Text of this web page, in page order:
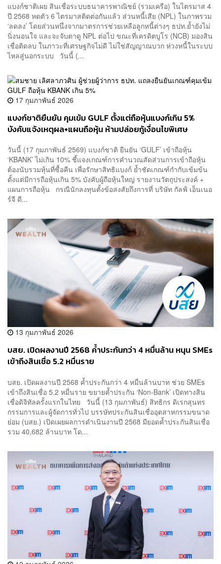
แบงก์ชาติเผย สินเชื่อระบบธนาคารพาณิชย์ (รวมเครือ) ในไตรมาส 4
ปี 2568 หดตัว 6 ไตรมาสติดต่อกันแล้ว ส่วนหนี้เสีย (NPL) ในภาพรวม
‘ลดลง’ โดยส่วนหนึ่งจากมาตรการช่วยเหลือลูกหนี้ต่างๆ ธปท.ย้ำยังไม่
นิ่งนอนใจ และจะจับตาดู NPL ต่อไป ขณะที่เครดิตบูโร (NCB) มองสิน
เชื่อติดลบ ในภาวะที่เศรษฐกิจไม่ดี ไม่ใช่สัญญาณบวก ห่วงหนี้ในระบบ
ไหลสู่นอกระบบ วันนี้ (...
17 กุมภาพันธ์ 2026
แบงก์ชาติยืนยัน คุมเข้ม GULF ตั้งแต่ถือหุ้นแบงก์เกิน 5%
บังคับแจ้งเหตุผล+แผนถือหุ้น ห้ามปล่อยกู้เงื่อนไขพิเศษ
วันนี้ (17 กุมภาพันธ์ 2569) แบงก์ชาติ ยืนยัน ‘GULF’ เข้าถือหุ้น
‘KBANK’ ไม่เกิน 10% ชี้แจงเกณฑ์การคำนวณสัดส่วนการเข้าถือหุ้น
ต้องนับรวมหุ้นที่ซื้อคืน เพื่อรักษาสิทธิแบงก์ ย้ำชัดเกณฑ์กำกับเข้มข้น
ตั้งแต่มีการถือหุ้นเกิน 5% บังคับผู้ถือหุ้นใหญ่ รายงานวัตถุประสงค์ +
แผนการถือหุ้น กรณีนักลงทุนตั้งข้อสงสัยถึงการที่ บริษัท กัลฟ์ เอ็นเนอ
ร์จี ดี...
13 กุมภาพันธ์ 2026
บสย. เปิดผลงานปี 2568 ค้ำประกันกว่า 4 หมื่นล้าน หนุน SMEs
เข้าถึงสินเชื่อ 5.2 หมื่นราย
บสย. เปิดผลงานปี 2568 ค้ำประกันกว่า 4 หมื่นล้านบาท ช่วย SMEs
เข้าถึงสินเชื่อ 5.2 หมื่นราย ขยายค้ำประกัน ‘Non-Bank’ เปิดทางสิน
เชื่อดิจิทัลครั้งแรกในไทย วันนี้ (13 กุมภาพันธ์) สิทธิกร ดิเรกสุนทร
กรรมการและผู้จัดการทั่วไป บรรษัทประกันสินเชื่ออุตสาหกรรมขนาด
ย่อม (บสย.) เปิดเผยผลการดำเนินงานปี 2568 มียอดค้ำประกันสินเชื่อ
รวม 40,682 ล้านบาท โด...